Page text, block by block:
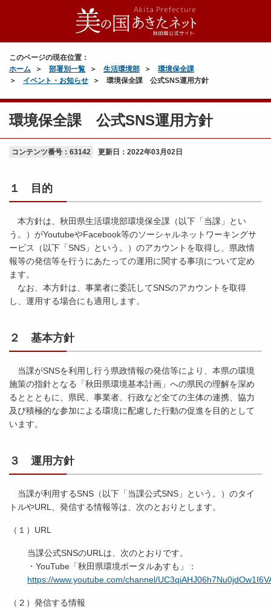
このページの現在位置：
ホーム
部署別一覧 生活環境部
環境保全課
イベント・お知らせ
環境保全課 公式SNS運用方針
環境保全課 公式SNS運用方針
コンテンツ番号：63142 更新日： 2022年03月02日
１ 目的
本方針は、秋田県生活環境部環境保全課（以下「当課」とい
う。）がYoutubeやFacebook等のソーシャルネットワーキングサ
ービス（以下「SNS」という。）のアカウントを取得し、県政情
報等の発信等を行うにあたっての運用に関する事項について定め
ます。
なお、本方針は、事業者に委託してSNSのアカウントを取得
し、運用する場合にも適用します。
２ 基本方針
当課がSNSを利用し行う県政情報の発信等により、本県の環境
施策の指針となる「秋田県環境基本計画」への県民の理解を深め
るととともに、県民、事業者、行政など全ての主体の連携、協力
及び積極的な参加による環境に配慮した行動の促進を目的として
います。
３ 運用方針
当課が利用するSNS（以下「当課公式SNS」という。）のタイ
トルやURL、発信する情報等は、次のとおりとします。
（１）URL
当課公式SNSのURLは、次のとおりです。
・YouTube「秋田県環境ポータルあすも」：
https://www.youtube.com/channel/
（２）発信する情報